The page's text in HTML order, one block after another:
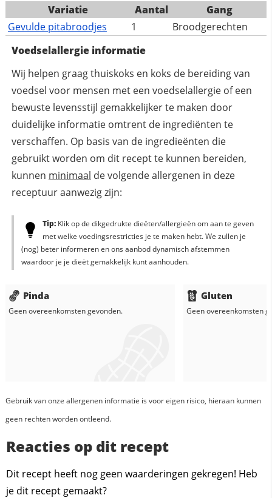
Variatie
Aantal
Gang
Gevulde pitabroodjes
1
Broodgerechten
Voedselallergie informatie
Wij helpen graag thuiskoks en koks de bereiding van
voedsel voor mensen met een voedselallergie of een
bewuste levensstijl gemakkelijker te maken door
duidelijke informatie omtrent de ingrediënten te
verschaffen. Op basis van de ingredieënten die
gebruikt worden om dit recept te kunnen bereiden,
kunnen minimaal de volgende allergenen in deze
receptuur aanwezig zijn:
Tip:Klik op de dikgedrukte dieëten/allergieën om aan te geven
met welke voedingsrestricties je te maken hebt. We zullen je
(nog) beter informeren en ons aanbod dynamisch afstemmen
waardoor je je dieët gemakkelijk kunt aanhouden.
Pinda
Geen overeenkomsten gevonden.
Gluten
Geen overeenkomsten
Gebruik van onze allergenen informatie is voor eigen risico, hieraan kunnen
geen rechten worden ontleend.
Reacties op dit recept
Dit recept heeft nog geen waarderingen gekregen! Heb
je dit recept gemaakt?